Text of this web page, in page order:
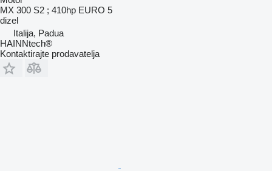
MX 300 S2 ; 410hp EURO 5
dizel
Italija, Padua
HAINNtech®
Kontaktirajte prodavatelja